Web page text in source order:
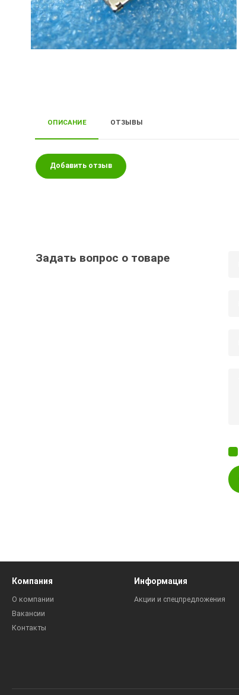
ОПИСАНИЕ ОТЗЫВЫ
Добавить отзыв
Задать вопрос о товаре
Компания
О компании
Вакансии
Контакты
Информация
Акции и спецпредложения